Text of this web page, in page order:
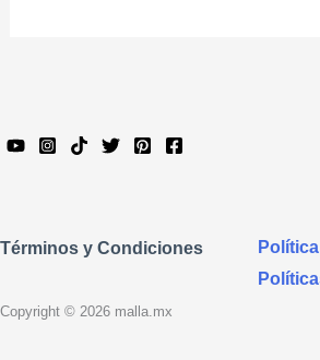
Términos y Condiciones
Copyright © 2026 malla.mx